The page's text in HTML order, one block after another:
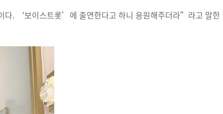
다. ‘보이스트롯’에 출연한다고 하니 응원해주더라”라고 말한